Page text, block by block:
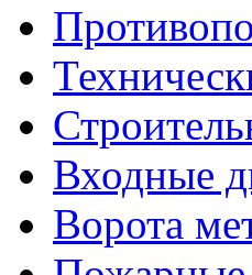
Входные
Ворота